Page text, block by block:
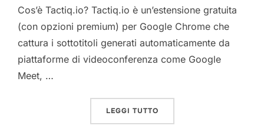
Cos’è Tactiq.io? Tactiq.io è un’estensione gratuita
(con opzioni premium) per Google Chrome che
cattura i sottotitoli generati automaticamente da
piattaforme di videoconferenza come Google
Meet, …
LEGGI TUTTO“COME TRASCRIVERE